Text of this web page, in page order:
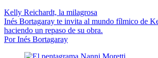
Kelly Reichardt, la milagrosa
Inés Bortagaray te invita al mundo fílmico de
haciendo un repaso de su obra.
Por Inés Bortagaray